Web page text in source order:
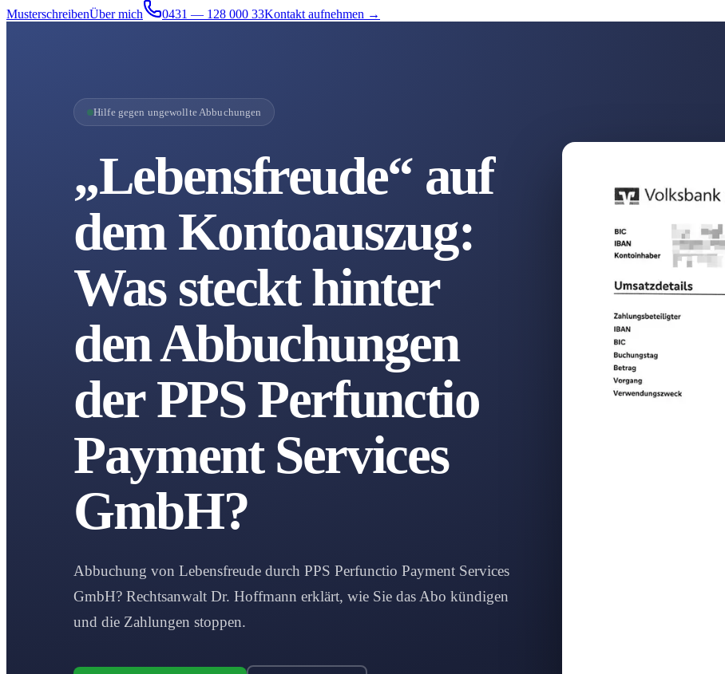
MusterschreibenÜber mich 0431 — 128 000 33Kontakt aufnehmen →
Hilfe gegen ungewollte Abbuchungen
„Lebensfreude“ auf
dem Kontoauszug:
Was steckt hinter
den Abbuchungen
der PPS Perfunctio
Payment Services
GmbH?
Abbuchung von Lebensfreude durch PPS Perfunctio Payment Services
GmbH? Rechtsanwalt Dr. Hoffmann erklärt, wie Sie das Abo kündigen
und die Zahlungen stoppen.